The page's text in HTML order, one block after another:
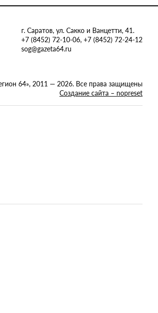
г. Саратов, ул. Сакко и Ванцетти, 41.
+7 (8452) 72-10-06, +7 (8452) 72-24-12
sog@gazeta64.ru
64», 2011 — 2026. Все права защищены
Создание сайта – nopreset